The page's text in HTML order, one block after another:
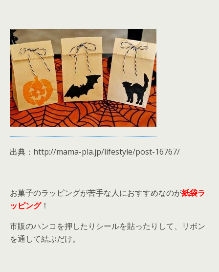
出典：http://mama-pla.jp/lifestyle/post-16767/
お菓子のラッピングが苦手な人におすすめなのが紙袋ラ
ッピング！
市販のハンコを押したりシールを貼ったりして、リボン
を通して結ぶだけ。